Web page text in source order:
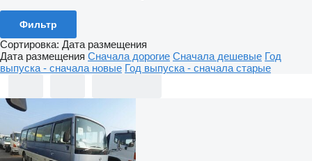
Фильтр
Сортировка: Дата размещения
Дата размещения Сначала дорогие Сначала дешевые Год
выпуска - сначала новые Год выпуска - сначала старые